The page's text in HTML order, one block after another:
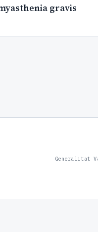
gravis
Generalitat